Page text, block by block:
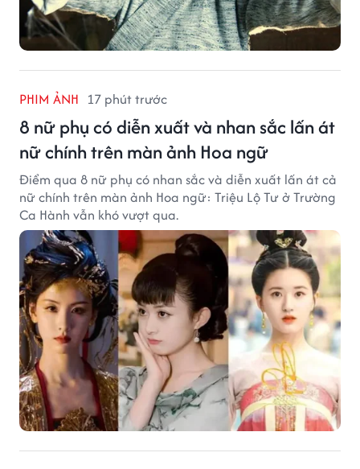
PHIM ẢNH 17 phút trước
8 nữ phụ có diễn xuất và nhan sắc lấn át
nữ chính trên màn ảnh Hoa ngữ
Điểm qua 8 nữ phụ có nhan sắc và diễn xuất lấn át cả
nữ chính trên màn ảnh Hoa ngữ: Triệu Lộ Tư ở Trường
Ca Hành vẫn khó vượt qua.